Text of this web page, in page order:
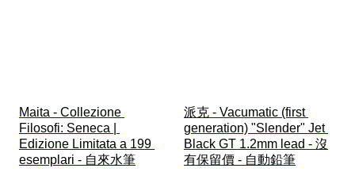
Maita - Collezione
Filosofi: Seneca |
Edizione Limitata a 199
esemplari - 自來水筆
派克 - Vacumatic (first
generation) "Slender" Jet
Black GT 1.2mm lead - 沒
有保留價 - 自動鉛筆